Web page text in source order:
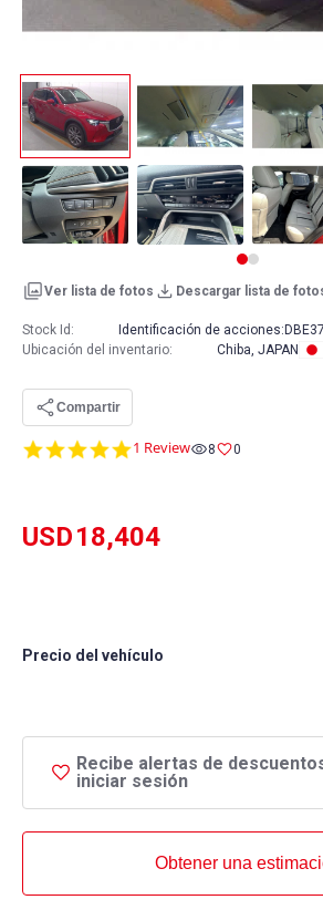
Ver lista de fotos Descargar lista de
5.0
1 Review 8 0
USD18,404
Precio del vehículo
Recibe alertas de
iniciar sesión
Obtener una
Stock Id: Identificación de acciones:
Ubicación del inventario: Chiba, JAPAN
Compartir